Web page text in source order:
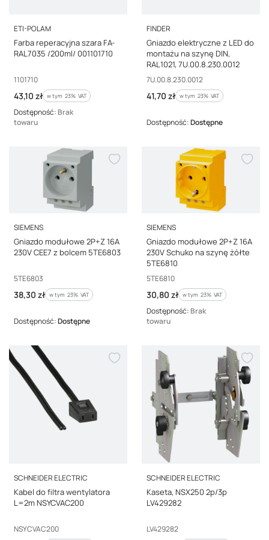
PRODUCENT
ETI-POLAM
Farba reperacyjna szara FA-
RAL7035 /200ml/ 001101710
Kod producenta
1101710
Cena brutto
43,10 zł w tym %s VAT
w tym 23% VAT
Dostępność: Brak
towaru
PRODUCENT
FINDER
Gniazdo elektryczne z LED do
montażu na szynę DIN,
RAL1021, 7U.00.8.230.0012
Kod producenta
7U.00.8.230.0012
Cena brutto
41,70 zł w tym %s VAT
w tym 23% VAT
Dostępność:Dostępne
PRODUCENT
SIEMENS
Gniazdo modułowe 2P+Z 16A
230V CEE7 z bolcem 5TE6803
Kod producenta
5TE6803
Cena brutto
38,30 zł w tym %s VAT
w tym 23% VAT
Dostępność:Dostępne
PRODUCENT
SIEMENS
Gniazdo modułowe 2P+Z 16A
230V Schuko na szynę żółte
5TE6810
Kod producenta
5TE6810
Cena brutto
30,80 zł w tym %s VAT
w tym 23% VAT
Dostępność: Brak
towaru
PRODUCENT
SCHNEIDER ELECTRIC
Kabel do filtra wentylatora
L=2m NSYCVAC200
Kod producenta
NSYCVAC200
PRODUCENT
SCHNEIDER ELECTRIC
Kaseta, NSX250 2p/3p
LV429282
Kod producenta
LV429282